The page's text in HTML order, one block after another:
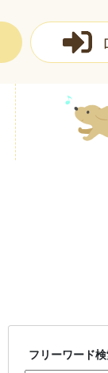
フリーワード